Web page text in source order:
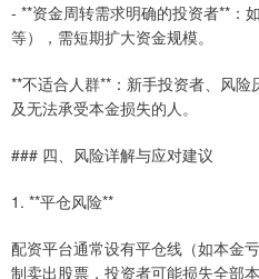
- **资金周转需求明确的投资者**：
等），需短期扩大资金规模。
**不适合人群**：新手投资者、风
及无法承受本金损失的人。
### 四、风险详解与应对建议
1. **平仓风险**
配资平台通常设有平仓线（如本金
制卖出股票，投资者可能损失全部本